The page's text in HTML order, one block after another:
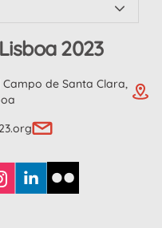
2023
de Santa Clara,